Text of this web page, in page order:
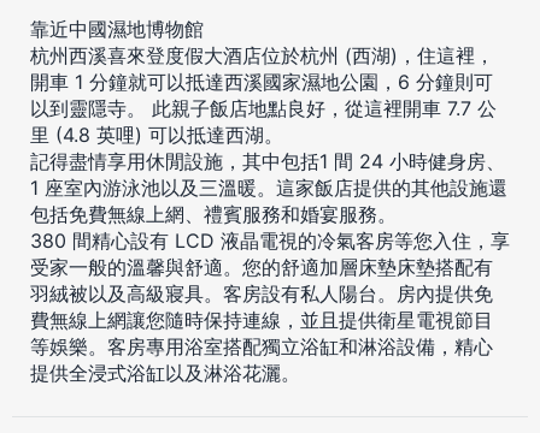
靠近中國濕地博物館
杭州西溪喜來登度假大酒店位於杭州 (西湖)，住這裡，
開車 1 分鐘就可以抵達西溪國家濕地公園，6 分鐘則可
以到靈隱寺。 此親子飯店地點良好，從這裡開車 7.7 公
里 (4.8 英哩) 可以抵達西湖。
記得盡情享用休閒設施，其中包括1 間 24 小時健身房、
1 座室內游泳池以及三溫暖。這家飯店提供的其他設施還
包括免費無線上網、禮賓服務和婚宴服務。
380 間精心設有 LCD 液晶電視的冷氣客房等您入住，享
受家一般的溫馨與舒適。您的舒適加層床墊床墊搭配有
羽絨被以及高級寢具。客房設有私人陽台。房內提供免
費無線上網讓您隨時保持連線，並且提供衛星電視節目
等娛樂。客房專用浴室搭配獨立浴缸和淋浴設備，精心
提供全浸式浴缸以及淋浴花灑。